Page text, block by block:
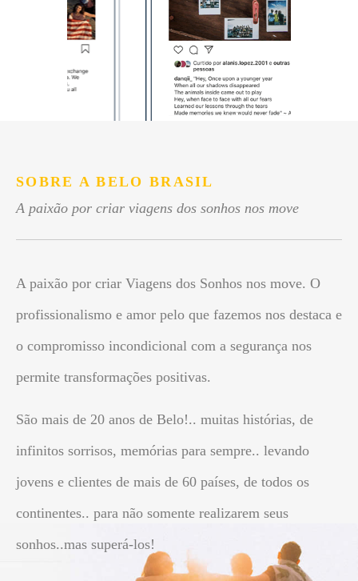
SOBRE A BELO BRASIL
A paixão por criar viagens dos sonhos nos move
A paixão por criar Viagens dos Sonhos nos move. O
profissionalismo e amor pelo que fazemos nos destaca e
o compromisso incondicional com a segurança nos
permite transformações positivas.
São mais de 20 anos de Belo!.. muitas histórias, de
infinitos sorrisos, memórias para sempre.. levando
jovens e clientes de mais de 60 países, de todos os
continentes.. para não somente realizarem seus
sonhos..mas superá-los!